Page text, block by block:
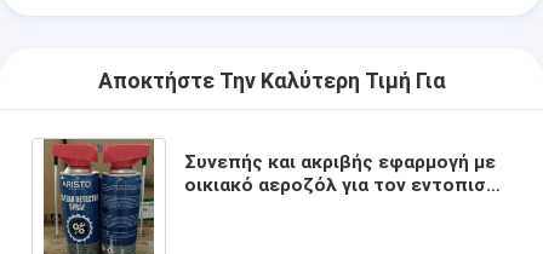
Αποκτήστε Την Καλύτερη Τιμή Για
Συνεπής και ακριβής εφαρμογή με
οικιακό αεροζόλ για τον εντοπισμό